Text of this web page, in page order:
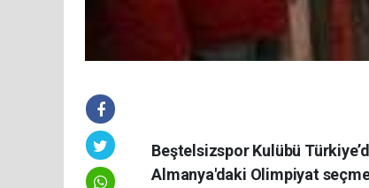
Beştelsizspor Kulübü
Almanya'daki Olimpiyat